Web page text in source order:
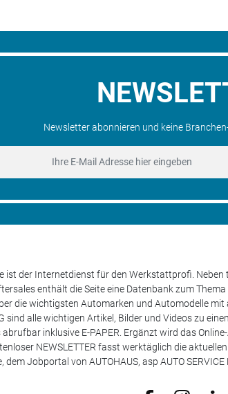
Newsletter abonnieren und keine
ist der Internetdienst für den Werkstattprofi.
enthält die Seite eine Datenbank zum Thema
die wichtigsten Automarken und Automodelle
sind alle wichtigen Artikel, Bilder und Videos zu
inklusive E-PAPER. Ergänzt wird das
NEWSLETTER fasst werktäglich die
Jobportal von AUTOHAUS, asp AUTO